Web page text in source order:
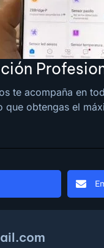
te acompaña en
que obtengas el